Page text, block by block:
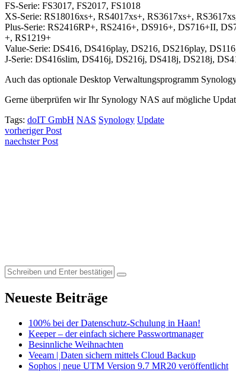
FS-Serie: FS3017, FS2017, FS1018
XS-Serie: RS18016xs+, RS4017xs+, RS3617xs+,
Plus-Serie: RS2416RP+, RS2416+, DS916+, DS716+II,
+, RS1219+
Value-Serie: DS416, DS416play, DS216, DS216play,
J-Serie: DS416slim, DS416j, DS216j, DS418j, DS218j,
Auch das optionale Desktop Verwaltungsprogramm
Gerne überprüfen wir Ihr Synology NAS auf mögliche
Tags: doIT GmbH NAS Synology Update
Beitragsnavigation
vorheriger Post
naechster Post
Search
for:
Neueste Beiträge
100% bei der Datenschutz-Schulung in Haan!
Keeper – der einfach sichere Passwortmanager
Besinnliche Weihnachten
Veeam | Daten sichern mittels Cloud Backup
Sophos | neue UTM Version 9.7 MR20 veröffentlicht